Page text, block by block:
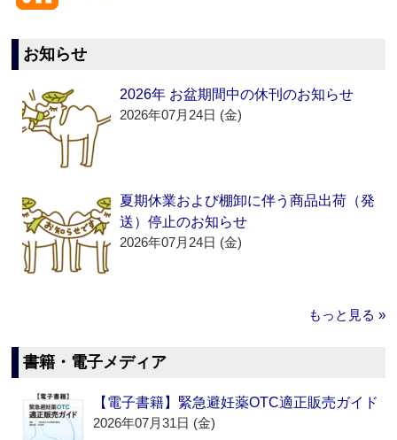
お知らせ
2026年 お盆期間中の休刊のお知らせ
2026年07月24日 (金)
夏期休業および棚卸に伴う商品出荷（発
送）停止のお知らせ
2026年07月24日 (金)
もっと見る »
書籍・電子メディア
【電子書籍】緊急避妊薬OTC適正販売ガイド
2026年07月31日 (金)